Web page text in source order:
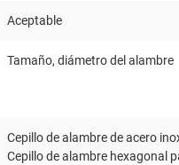
Aceptable
Tamaño, diámetro del alambre
Cepillo de alambre de acero
Cepillo de alambre hexagonal